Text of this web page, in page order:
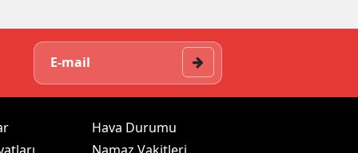
Hava Durumu